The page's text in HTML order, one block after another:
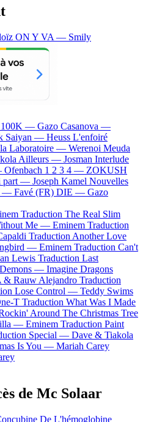
ON Y VA — Smily
100K — Gazo Casanova —
Saiyan — Heuss L'enfoiré
Laboratoire — Werenoi Meuda
Ailleurs — Josman Interlude
Ofenbach 1 2 3 4 — ZOKUSH
part — Joseph Kamel Nouvelles
— Favé (FR) DIE — Gazo
Traduction The Real Slim
Me — Eminem Traduction
Traduction Another Love
— Eminem Traduction Can't
Lewis Traduction Last
— Imagine Dragons
Rauw Alejandro Traduction
Lose Control — Teddy Swims
T Traduction What Was I Made
Around The Christmas Tree
— Eminem Traduction Paint
Special — Dave & Tiakola
Is You — Mariah Carey
de Mc Solaar
De L'hémoglobine